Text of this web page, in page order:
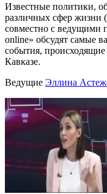
Известные политики,
различных сфер жизни
совместно с ведущими
online» обсудят самые
события,
Кавказе.
Ведущие Эллина